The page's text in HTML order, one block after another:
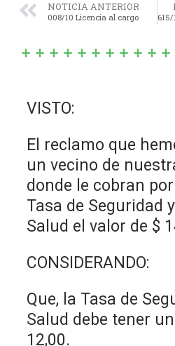
NOTICIA ANTERIOR
008/10 Licencia al cargo
VISTO:
El reclamo que
un vecino de
donde le cobran
Tasa de Seguridad
Salud el valor de $
CONSIDERANDO:
Que, la Tasa de
Salud debe tener
12,00.